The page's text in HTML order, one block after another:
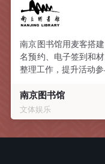
南京图书馆用麦客搭
名预约、电子签到和
整理工作，提升活动参
南京图书馆
文体娱乐